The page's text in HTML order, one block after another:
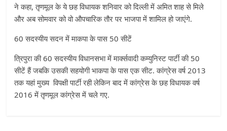
ने कहा, तृणमूल के ये छह विधायक शनिवार को दिल्ली में अमित शाह से मिले
और अब सोमवार को वो औपचारिक तौर पर भाजपा में शामिल हो जाएंगे.
60 सदस्यीय सदन में माकपा के पास 50 सीटें
त्रिपुरा की 60 सदस्यीय विधानसभा में मार्क्सवादी कम्युनिस्ट पार्टी की 50
सीटें हैं जबकि उसकी सहयोगी भाकपा के पास एक सीट. कांग्रेस वर्ष 2013
तक यहां मुख्य विपक्षी पार्टी रही लेकिन बाद में कांग्रेस के छह विधायक वर्ष
2016 में तृणमूल कांग्रेस में चले गए.